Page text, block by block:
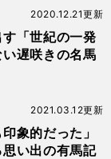
「世紀の一発
遅咲きの名馬
2020.12.21更新
象的だった」
い出の有馬記
2021.03.12更新